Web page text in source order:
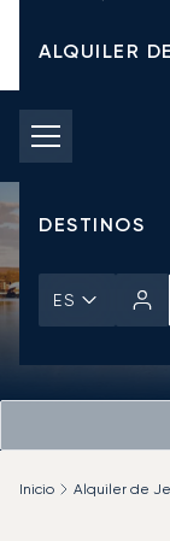
ALQUILER
TARIFAS DE
JETS
DESTINOS
ES
Inicio Alquiler de